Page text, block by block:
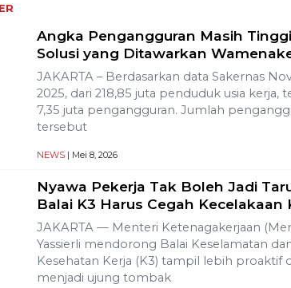
Angka Pengangguran Masih
Solusi yang Ditawarkan
JAKARTA – Berdasarkan data Sakernas
2025, dari 218,85 juta penduduk usia kerja,
7,35 juta pengangguran. Jumlah
tersebut
NEWS | Mei 8, 2026
Nyawa Pekerja Tak Boleh Jadi
Balai K3 Harus Cegah Kecelakaan
JAKARTA — Menteri Ketenagakerjaan
Yassierli mendorong Balai Keselamatan
Kesehatan Kerja (K3) tampil lebih proaktif
menjadi ujung tombak